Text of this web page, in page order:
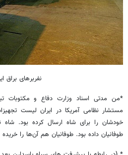
نفربرهای براق
*من مدتی اسناد وزارت دفاع و مکتوبات
مستشار نظامی آمریکا در ایران لیست
خودشان را برای شاه ارسال کرده بود. شاه
طوفانیان داده بود. طوفانیان هم آن‌ها را خریده